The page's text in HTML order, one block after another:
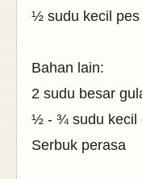
½ sudu kecil
Bahan lain:
2 sudu besar
½ - ¾ sudu kecil
Serbuk perasa